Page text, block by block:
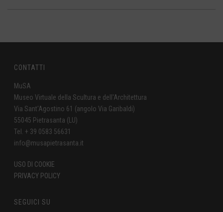
CONTATTI
MuSA
Museo Virtuale della Scultura e dell'Architettura
Via Sant'Agostino 61 (angolo Via Garibaldi)
55045 Pietrasanta (LU)
Tel. + 39 0583 56631
info@musapietrasanta.it
USO DI COOKIE
PRIVACY POLICY
SEGUICI SU